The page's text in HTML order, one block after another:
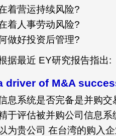
着营运持续风险?
着人事劳动风险?
做好投资后管理?
据最近 EY研究报告指出:
driver of M&A
息系统是否完备是并购交
于评估被并购公司信息
为贵公司 在台湾的购入